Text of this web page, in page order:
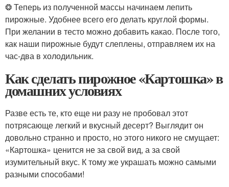
❂ Теперь из полученной массы начинаем лепить
пирожные. Удобнее всего его делать круглой формы.
При желании в тесто можно добавить какао. После того,
как наши пирожные будут слеплены, отправляем их на
час-два в холодильник.
Как сделать пирожное «Картошка» в
домашних условиях
Разве есть те, кто еще ни разу не пробовал этот
потрясающе легкий и вкусный десерт? Выглядит он
довольно странно и просто, но этого никого не смущает:
«Картошка» ценится не за свой вид, а за свой
изумительный вкус. К тому же украшать можно самыми
разными способами!